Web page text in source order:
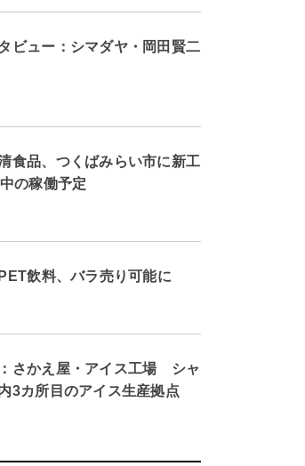
ビュー：シマダヤ・岡田賢二
食品、つくばみらい市に新工
の稼働予定
飲料、バラ売り可能に
さかえ屋・アイス工場 シャ
3カ所目のアイス生産拠点